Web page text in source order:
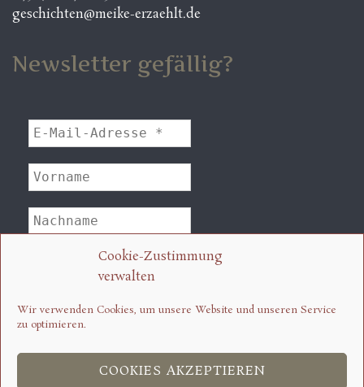
Cookie-Zustimmung
verwalten
Wir verwenden Cookies, um unsere Website und unseren Service
zu optimieren.
COOKIES AKZEPTIEREN
geschichten@meike-erzaehlt.de
Newsletter gefällig?